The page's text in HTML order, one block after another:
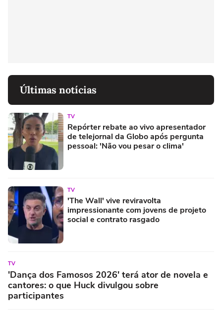
Últimas notícias
TV
Repórter rebate ao vivo apresentador
de telejornal da Globo após pergunta
pessoal: 'Não vou pesar o clima'
TV
'The Wall' vive reviravolta
impressionante com jovens de projeto
social e contrato rasgado
TV
'Dança dos Famosos 2026' terá ator de novela e
cantores: o que Huck divulgou sobre
participantes